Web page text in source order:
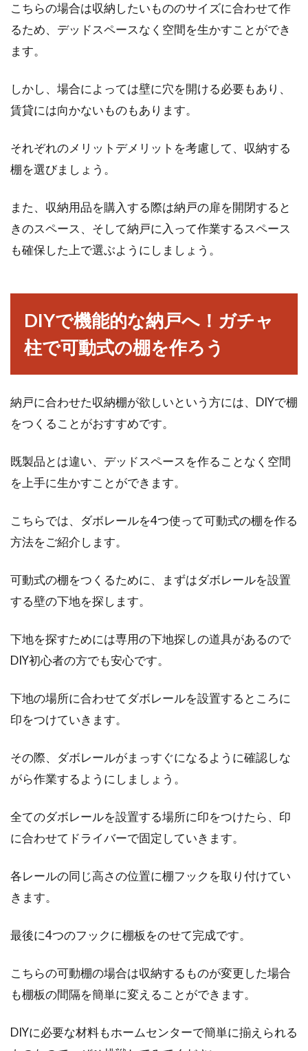
窓の防犯対策に！クレセント錠の簡
「防犯対策」をする場所と聞いて、思い浮かぶ
びません...
の方法と注意点とは？
家の中には、「ほとんど開けない窓」や「日差
しがきつい窓」、「人目が気になる窓」など、
窓に断熱シートを貼ると省エネにな
る！？断熱の重要性とは
しゃいませんか。しかし、自分で貼るとなる
と、どのよ...
窓と扇風機の位置関係が重要！夏の
暑い日にはエアコンをかけることが多くなりま
気代もそ...
こちらの場合は収納したいもののサイズに合わせて作
るため、デッドスペースなく空間を生かすことができ
ます。
しかし、場合によっては壁に穴を開ける必要もあり、
賃貸には向かないものもあります。
それぞれのメリットデメリットを考慮して、収納する
棚を選びましょう。
また、収納用品を購入する際は納戸の扉を開閉すると
きのスペース、そして納戸に入って作業するスペース
も確保した上で選ぶようにしましょう。
DIYで機能的な納戸へ！ガチャ
柱で可動式の棚を作ろう
納戸に合わせた収納棚が欲しいという方には、DIYで棚
をつくることがおすすめです。
既製品とは違い、デッドスペースを作ることなく空間
を上手に生かすことができます。
こちらでは、ダボレールを4つ使って可動式の棚を作る
方法をご紹介します。
可動式の棚をつくるために、まずはダボレールを設置
する壁の下地を探します。
下地を探すためには専用の下地探しの道具があるので
DIY初心者の方でも安心です。
下地の場所に合わせてダボレールを設置するところに
印をつけていきます。
その際、ダボレールがまっすぐになるように確認しな
がら作業するようにしましょう。
全てのダボレールを設置する場所に印をつけたら、印
に合わせてドライバーで固定していきます。
各レールの同じ高さの位置に棚フックを取り付けてい
きます。
最後に4つのフックに棚板をのせて完成です。
こちらの可動棚の場合は収納するものが変更した場合
も棚板の間隔を簡単に変えることができます。
DIYに必要な材料もホームセンターで簡単に揃えられる